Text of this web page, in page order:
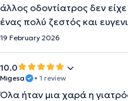
άλλος οδοντίατρος δεν
ένας πολύ ζεστός και
19 February 2026
10.0
Migesa • 1 review
Όλα ήταν μια χαρά η